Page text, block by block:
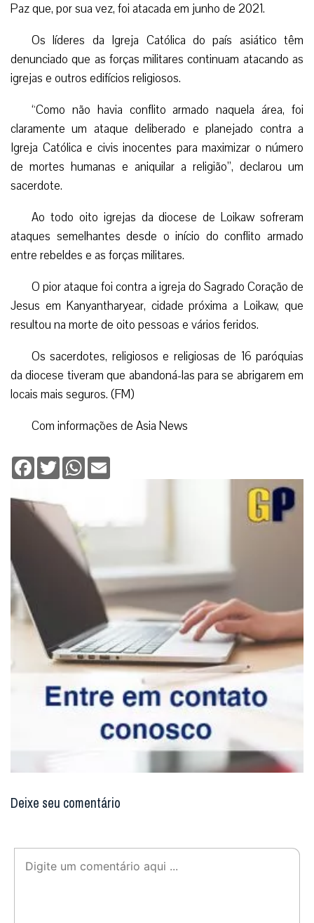
Paz que, por sua vez, foi atacada em junho de 2021.
Os líderes da Igreja Católica do país asiático têm
denunciado que as forças militares continuam atacando as
igrejas e outros edifícios religiosos.
“Como não havia conflito armado naquela área, foi
claramente um ataque deliberado e planejado contra a
Igreja Católica e civis inocentes para maximizar o número
de mortes humanas e aniquilar a religião”, declarou um
sacerdote.
Ao todo oito igrejas da diocese de Loikaw sofreram
ataques semelhantes desde o início do conflito armado
entre rebeldes e as forças militares.
O pior ataque foi contra a igreja do Sagrado Coração de
Jesus em Kanyantharyear, cidade próxima a Loikaw, que
resultou na morte de oito pessoas e vários feridos.
Os sacerdotes, religiosos e religiosas de 16 paróquias
da diocese tiveram que abandoná-las para se abrigarem em
locais mais seguros. (FM)
Com informações de Asia News
Facebook
TwitterWhatsApp
Deixe seu comentário